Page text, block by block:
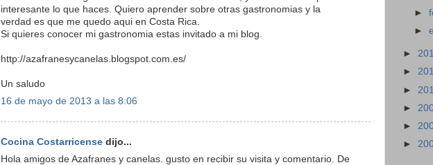
interesante lo que haces. Quiero aprender sobre otras gastronomias y la
verdad es que me quedo aqui en Costa Rica.
Si quieres conocer mi gastronomia estas invitado a mi blog.
http://azafranesycanelas.blogspot.com.es/
Un saludo
16 de mayo de 2013 a las 8:06
Cocina Costarricense dijo...
Hola amigos de Azafranes y canelas. gusto en recibir su visita y comentario. De
►
►
►
►
►
►
►
►